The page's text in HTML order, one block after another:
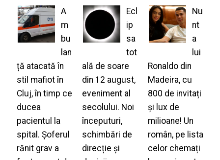
A
m
bu
lan
ță atacată în
stil mafiot în
Cluj, în timp ce
ducea
pacientul la
spital. Șoferul
rănit grav a
Ecl
ip
sa
tot
ală de soare
din 12 august,
eveniment al
secolului. Noi
începuturi,
schimbări de
direcție și
Nu
nt
a
lui
Ronaldo din
Madeira, cu
800 de invitați
și lux de
milioane! Un
român, pe lista
celor chemați